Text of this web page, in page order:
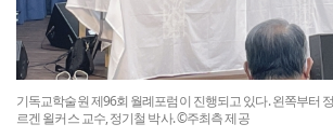
기독교학술원 제96회 월례포럼이 진행되고 있다. 왼쪽부터
르겐 욀커스 교수, 정기철 박사. ©주최측 제공